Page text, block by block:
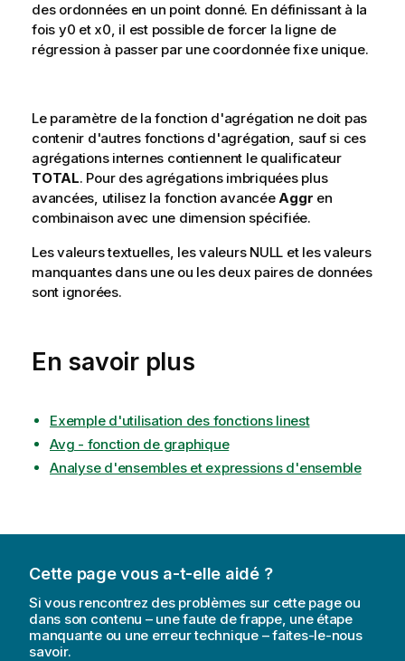
des ordonnées en un point donné. En définissant à la
fois y0 et x0 , il est possible de forcer la ligne de
régression à passer par une coordonnée fixe unique.
Le paramètre de la fonction d'agrégation ne doit pas
contenir d'autres fonctions d'agrégation, sauf si ces
agrégations internes contiennent le qualificateur
TOTAL. Pour des agrégations imbriquées plus
avancées, utilisez la fonction avancée Aggr en
combinaison avec une dimension spécifiée.
Les valeurs textuelles, les valeurs NULL et les valeurs
manquantes dans une ou les deux paires de données
sont ignorées.
En savoir plus
Exemple d'utilisation des fonctions linest
Avg - fonction de graphique
Analyse d'ensembles et expressions d'ensemble
Cette page vous a-t-elle aidé ?
Si vous rencontrez des problèmes sur cette page ou
dans son contenu – une faute de frappe, une étape
manquante ou une erreur technique – faites-le-nous
savoir.